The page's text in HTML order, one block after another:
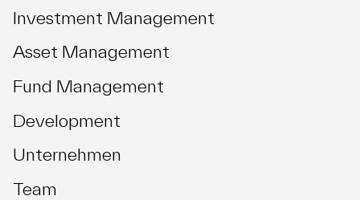
Investment Management
Asset Management
Fund Management
Development
Unternehmen
Team